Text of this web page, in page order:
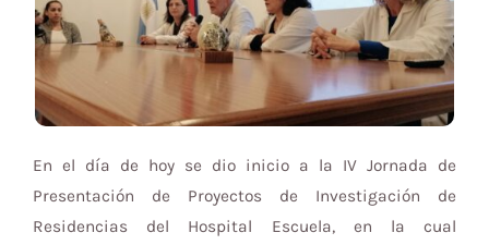
En el día de hoy se dio inicio a la IV Jornada de
Presentación de Proyectos de Investigación de
Residencias del Hospital Escuela, en la cual